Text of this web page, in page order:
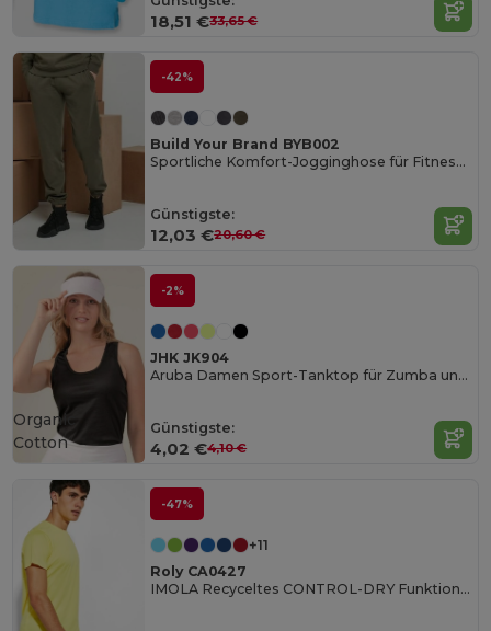
18,51 €33,65 €
-42%
Build Your Brand BYB002
Sportliche Komfort-Jogginghose für Fitness und Laufen
Günstigste:
12,03 €20,60 €
-2%
JHK JK904
Aruba Damen Sport-Tanktop für Zumba und Outdoor
Günstigste:
4,02 €4,10 €
Organic
Cotton
-47%
+11
Roly CA0427
IMOLA Recyceltes CONTROL-DRY Funktionsshirt